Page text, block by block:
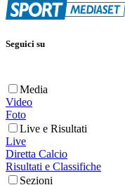
Seguici su
Media
Video
Foto
Live e Risultati
Live
Diretta Calcio
Risultati e Classifiche
Sezioni